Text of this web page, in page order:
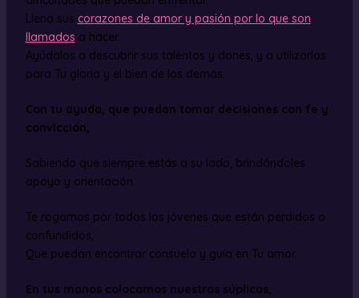
Llena sus corazones de amor y pasión por lo que son
llamados a hacer.
Ayúdalos a descubrir sus talentos y dones, y a utilizarlos
para Tu gloria y el bien de los demás.
Con tu ayuda, que puedan tomar decisiones con fe y
convicción,
Sabiendo que siempre estás a su lado, brindándoles
apoyo y orientación.
Te rogamos por todos los jóvenes que están perdidos o
confundidos,
Que puedan encontrar consuelo y guía en Tu amor.
En tus manos colocamos nuestras súplicas,